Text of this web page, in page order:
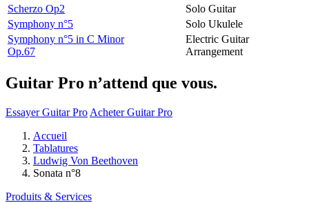
Scherzo Op2
Solo Guitar
Symphony n°5
Solo Ukulele
Symphony n°5 in C Minor
Op.67
Electric Guitar
Arrangement
Guitar Pro n’attend que vous.
Essayer Guitar Pro Acheter Guitar Pro
Accueil
Tablatures
Ludwig Von Beethoven
Sonata n°8
Produits & Services